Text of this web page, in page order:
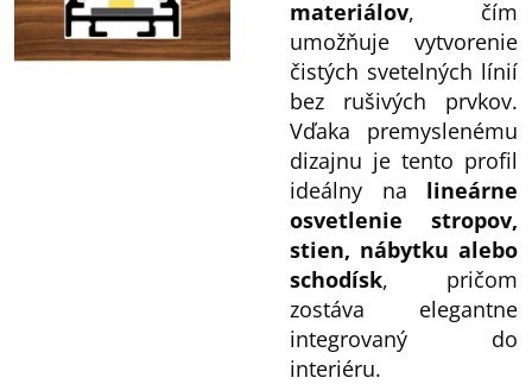
materiálov, čím
umožňuje vytvorenie
čistých svetelných línií
bez rušivých prvkov.
Vďaka premyslenému
dizajnu je tento profil
ideálny na lineárne
osvetlenie stropov,
stien, nábytku alebo
schodísk, pričom
zostáva elegantne
integrovaný do
interiéru.